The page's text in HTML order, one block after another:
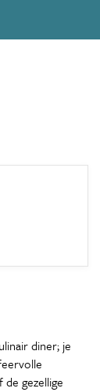
diner; je
gezellige